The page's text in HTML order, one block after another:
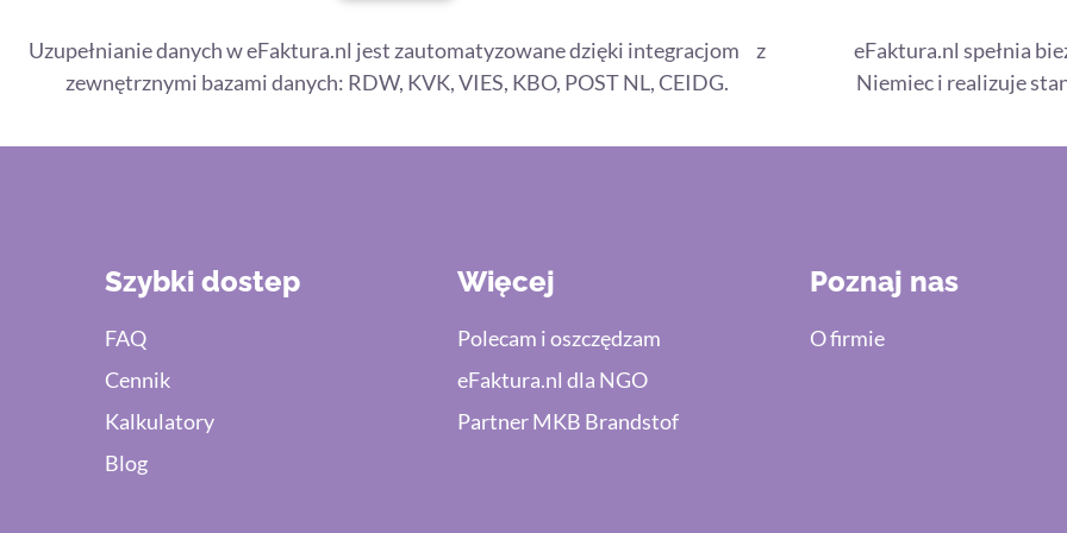
Uzupełnianie danych w eFaktura.nl jest zautomatyzowane dzięki integracjom z
zewnętrznymi bazami danych: RDW, KVK, VIES, KBO, POST NL, CEIDG.
eFaktura.nl spełnia
Niemiec i realizuje
Szybki dostep
FAQ
Cennik
Kalkulatory
Blog
Więcej
Polecam i oszczędzam
eFaktura.nl dla NGO
Partner MKB Brandstof
Poznaj nas
O firmie